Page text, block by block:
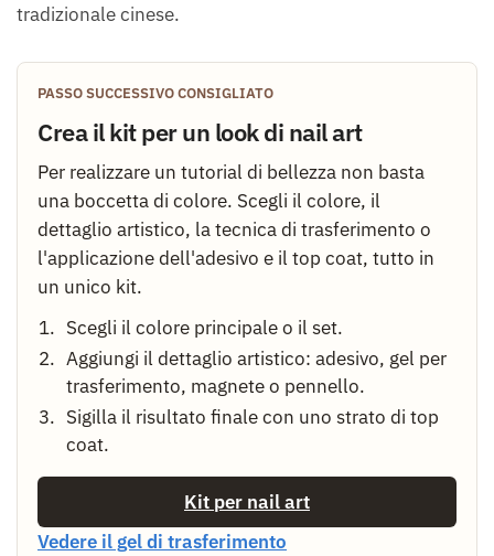
tradizionale cinese.
PASSO SUCCESSIVO CONSIGLIATO
Crea il kit per un look di nail art
Per realizzare un tutorial di bellezza non basta
una boccetta di colore. Scegli il colore, il
dettaglio artistico, la tecnica di trasferimento o
l'applicazione dell'adesivo e il top coat, tutto in
un unico kit.
Scegli il colore principale o il set.
Aggiungi il dettaglio artistico: adesivo, gel per
trasferimento, magnete o pennello.
Sigilla il risultato finale con uno strato di top
coat.
Kit per nail art
Vedere il gel di trasferimento